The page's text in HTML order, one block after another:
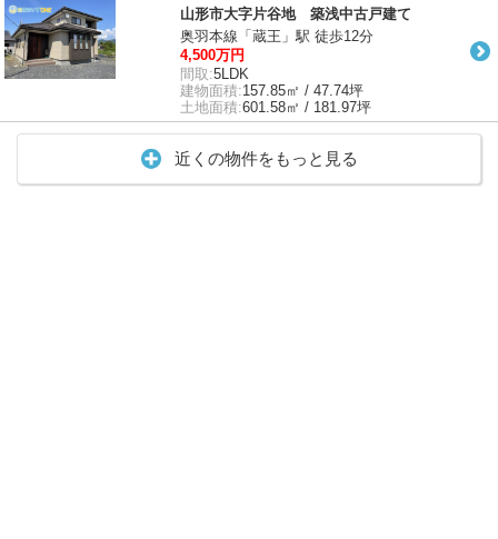
山形市大字片谷地 築浅中古戸建て
奥羽本線「蔵王」駅 徒歩12分
4,500万円
間取:5LDK
建物面積:157.85㎡ / 47.74坪
土地面積:601.58㎡ / 181.97坪
近くの物件をもっと見る